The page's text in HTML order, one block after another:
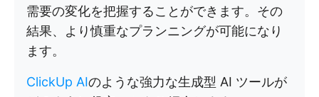
需要の変化を把握することができます。その
結果、より慎重なプランニングが可能になり
ます。
ClickUp AIのような強力な生成型 AI ツールが